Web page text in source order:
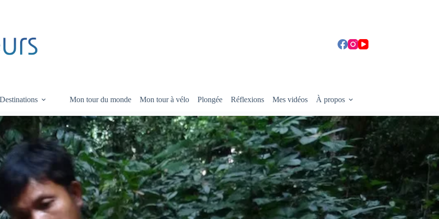
Destinations Mon tour du monde Mon tour à vélo Plongée Réflexions Mes vidéos À propos